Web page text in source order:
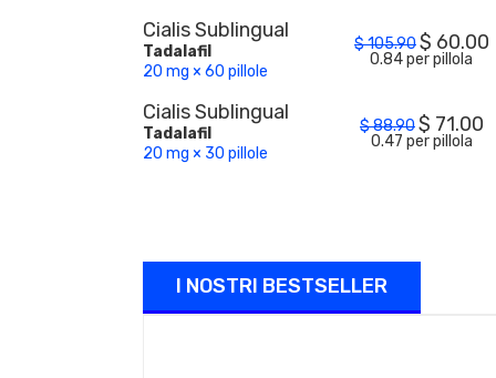
Cialis Sublingual
Tadalafil
20 mg × 60 pillole
$105.90$ 60.00
0.84 per pillola
Cialis Sublingual
Tadalafil
20 mg × 30 pillole
$88.90$ 71.00
0.47 per pillola
I NOSTRI BESTSELLER